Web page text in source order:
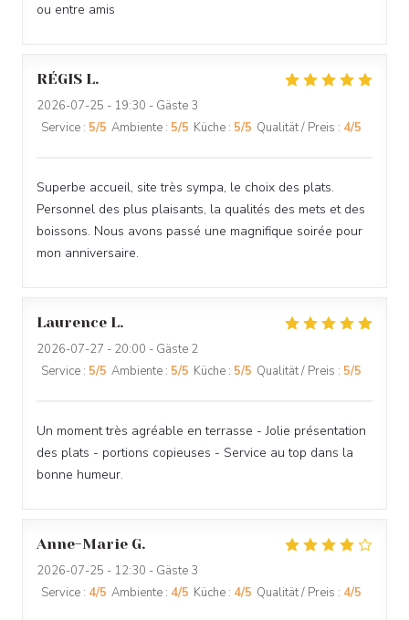
ou entre amis
RÉGIS L
2026-07-25 - 19:30 - Gäste 3
Service : 5/5 Ambiente : 5/5 Küche : 5/5 Qualität / Preis : 4/5
Superbe accueil, site très sympa, le choix des plats.
Personnel des plus plaisants, la qualités des mets et des
boissons. Nous avons passé une magnifique soirée pour
mon anniversaire.
Laurence L
2026-07-27 - 20:00 - Gäste 2
Service : 5/5 Ambiente : 5/5 Küche : 5/5 Qualität / Preis : 5/5
Un moment très agréable en terrasse - Jolie présentation
des plats - portions copieuses - Service au top dans la
bonne humeur.
Anne-Marie G
2026-07-25 - 12:30 - Gäste 3
Service : 4/5 Ambiente : 4/5 Küche : 4/5 Qualität / Preis : 4/5